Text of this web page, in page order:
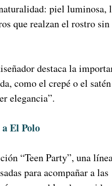
piel luminosa,
que realzan el rostro sin
destaca la
como el crepé o el
elegancia”.
El Polo
“Teen Party”, una
para acompañar a las